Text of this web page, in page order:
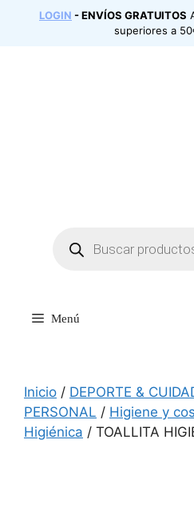
LOGIN - ENVÍOS GRATUITOS
superiores a
productos
Menú
Inicio / DEPORTE &
PERSONAL / Higiene y
Higiénica / TOALLITA